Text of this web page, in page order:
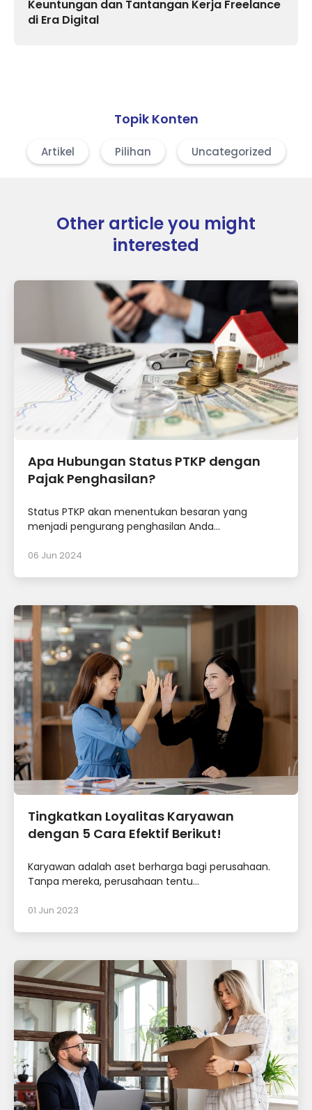
Keuntungan dan Tantangan Kerja Freelance
di Era Digital
Topik Konten
Artikel Pilihan Uncategorized
Other article you might
interested
Apa Hubungan Status PTKP dengan
Pajak Penghasilan?
Status PTKP akan menentukan besaran yang
menjadi pengurang penghasilan Anda...
06 Jun 2024
Tingkatkan Loyalitas Karyawan
dengan 5 Cara Efektif Berikut!
Karyawan adalah aset berharga bagi perusahaan.
Tanpa mereka, perusahaan tentu...
01 Jun 2023